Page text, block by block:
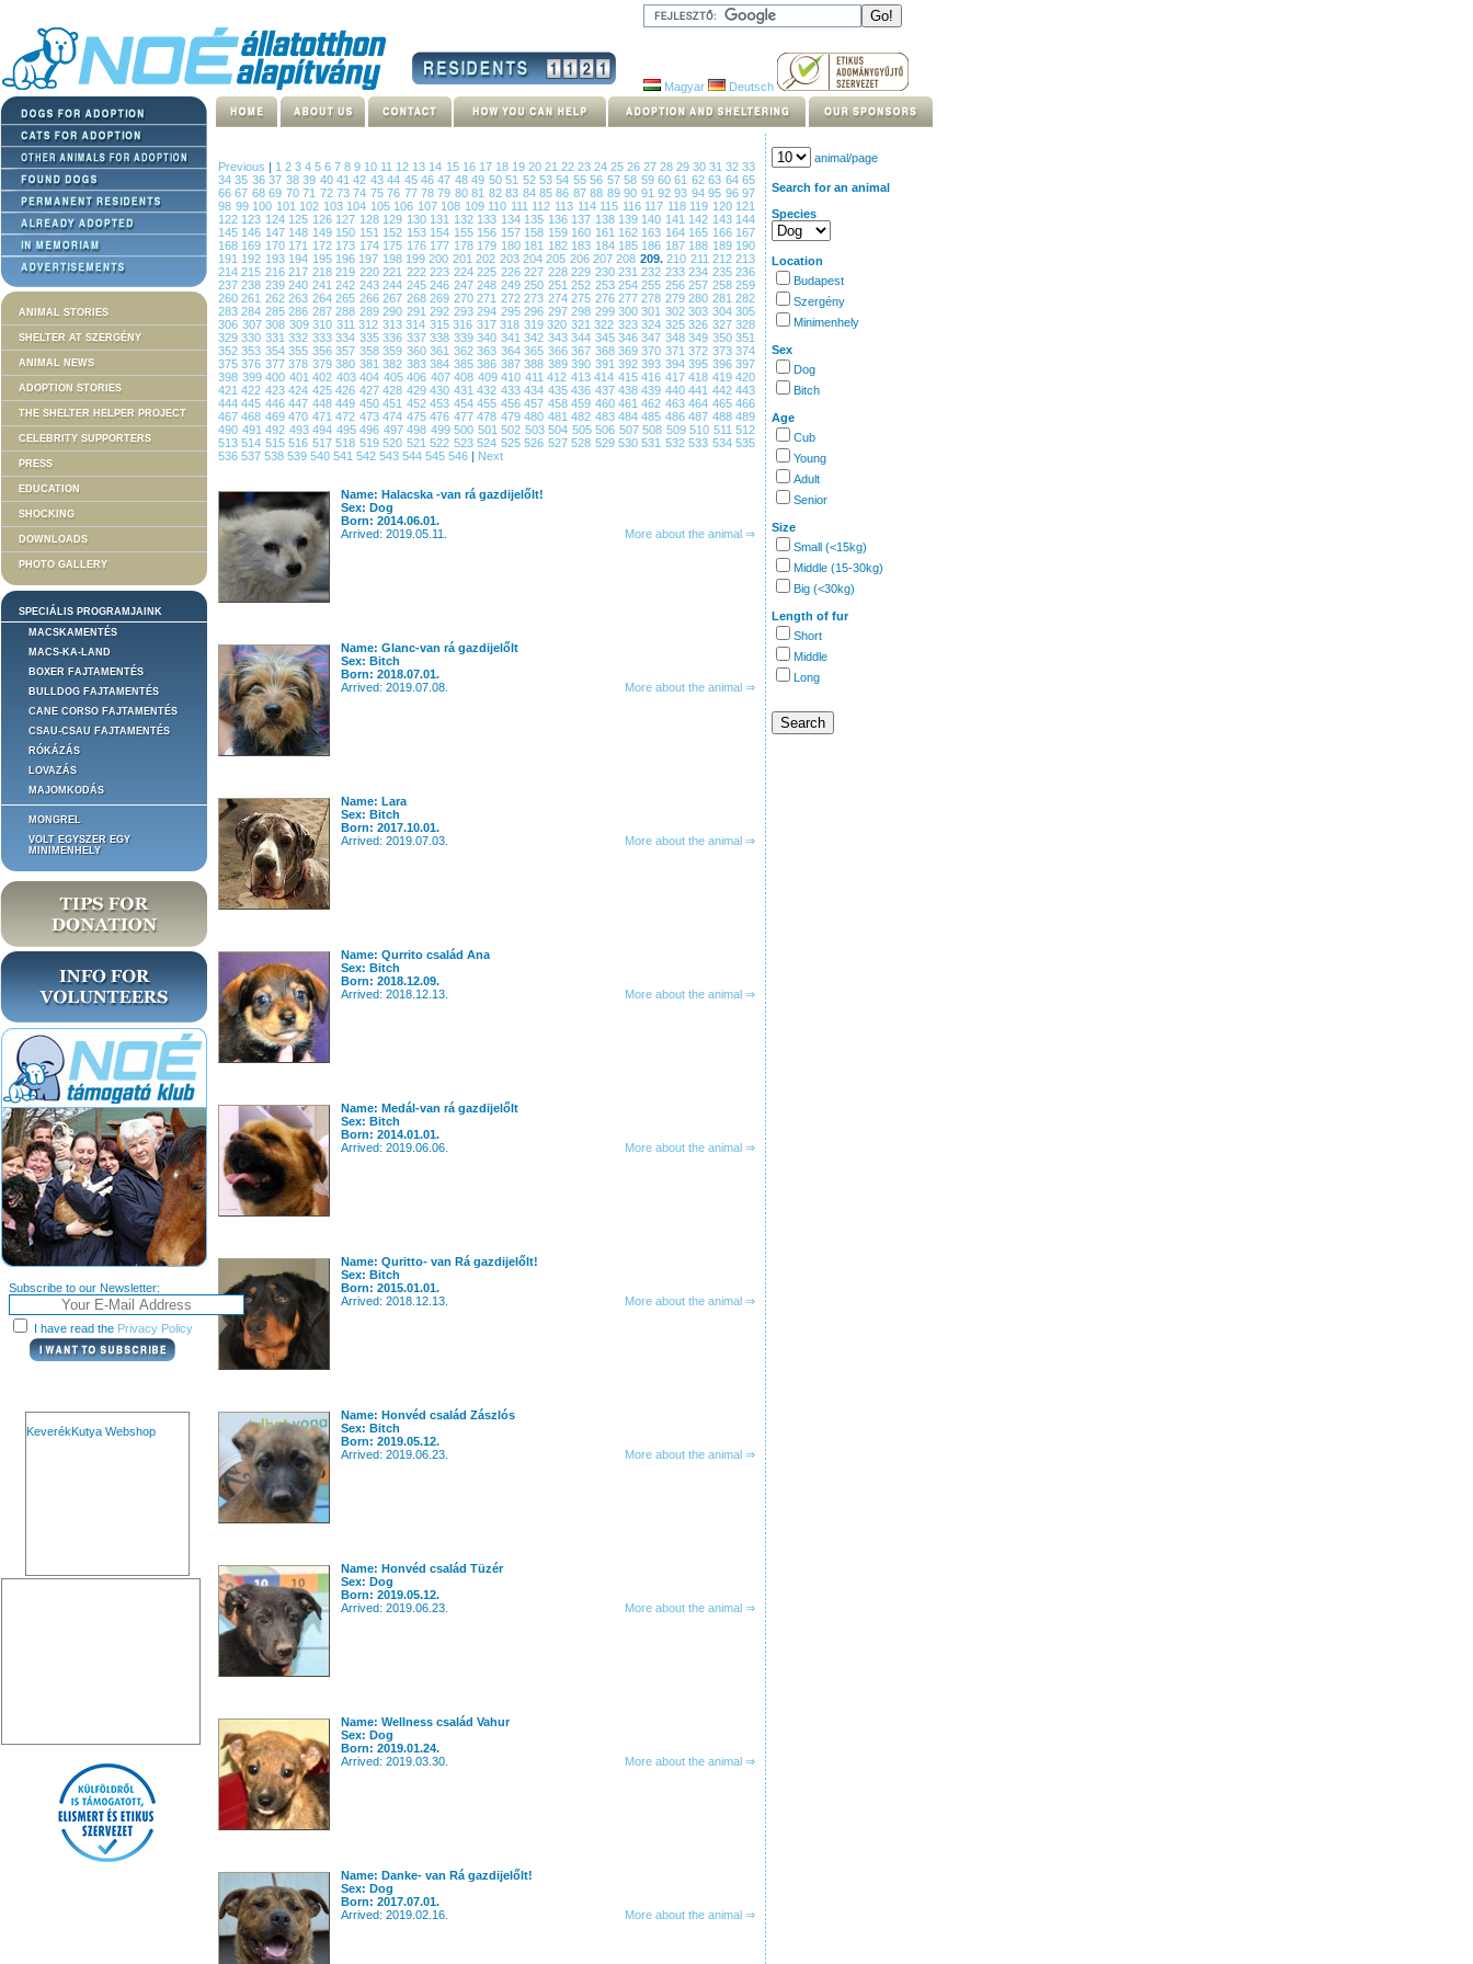
Magyar Deutsch
ANIMAL STORIES
SHELTER AT SZERGÉNY
ANIMAL NEWS
ADOPTION STORIES
THE SHELTER HELPER PROJECT
CELEBRITY SUPPORTERS
PRESS
EDUCATION
SHOCKING
DOWNLOADS
PHOTO GALLERY
SPECIÁLIS PROGRAMJAINK
MACSKAMENTÉS
MACS-KA-LAND
BOXER FAJTAMENTÉS
BULLDOG FAJTAMENTÉS
CANE CORSO FAJTAMENTÉS
CSAU-CSAU FAJTAMENTÉS
RÓKÁZÁS
LOVAZÁS
MAJOMKODÁS
MONGREL
VOLT EGYSZER EGY
MINIMENHELY
Subscribe to our Newsletter:
I have read the Privacy Policy
KeverékKutya Webshop
Previous | 123456789 10 11 12 13 14 15 16 17 18 19 20 21 22 23 24 25 26 27 28 29 30 313233
3435 3637 3839 40 4142 4344 454647 4849 5051 525354 5556 5758 59 6061 6263 6465
6667 6869 7071 72 7374 7576 777879 8081 8283 848586 8788 8990 91 9293 9495 9697
98 99 100 101 102 103 104 105 106 107 108 109 110 111 112 113 114 115 116 117 118 119 120 121
122 123 124 125 126 127 128 129 130 131 132 133 134 135 136 137 138 139 140 141 142 143 144
145 146 147 148 149 150 151 152 153 154 155 156 157 158 159 160 161 162 163 164 165 166 167
168 169 170 171 172 173 174 175 176 177 178 179 180 181 182 183 184 185 186 187 188 189 190
191 192 193 194 195 196 197 198 199200 201202 203 204205 206 207208 209. 210 211 212213
214215 216217 218219 220221 222223 224225 226227 228229 230 231232 233234 235236
237238 239240 241242 243244 245246 247248 249250 251252 253 254255 256257 258259
260261 262263 264265 266267 268269 270271 272273 274275 276 277278 279280 281282
283284 285286 287288 289290 291292 293294 295296 297298 299 300301 302303 304305
306 307 308 309 310 311 312 313 314 315 316 317 318 319 320 321 322 323 324 325 326 327 328
329330 331332 333334 335336 337338 339340 341342 343344 345 346347 348349 350351
352353 354355 356357 358359 360361 362363 364365 366367 368 369370 371372 373374
375376 377378 379380 381382 383384 385386 387388 389390 391 392393 394395 396397
398 399 400 401 402 403 404 405 406 407 408 409 410 411 412 413 414 415 416 417 418 419 420
421422 423424 425426 427428 429430 431432 433434 435436 437 438439 440441 442443
444445 446447 448449 450451 452453 454455 456457 458459 460 461462 463464 465466
467468 469470 471472 473474 475476 477478 479480 481482 483 484485 486487 488489
490 491 492 493 494 495 496 497 498 499 500 501 502 503 504 505 506 507 508 509 510 511 512
513514 515516 517518 519520 521522 523524 525526 527528 529 530531 532533 534535
536 537 538 539 540 541 542 543 544 545 546 | Next
Name: Halacska -van rá gazdijelőlt!
Sex: Dog
Born: 2014.06.01.
Arrived: 2019.05.11.
More about the animal ⇒
Name: Glanc-van rá gazdijelőlt
Sex: Bitch
Born: 2018.07.01.
Arrived: 2019.07.08.
More about the animal ⇒
Name: Lara
Sex: Bitch
Born: 2017.10.01.
Arrived: 2019.07.03.
More about the animal ⇒
Name: Qurrito család Ana
Sex: Bitch
Born: 2018.12.09.
Arrived: 2018.12.13.
More about the animal ⇒
Name: Medál-van rá gazdijelőlt
Sex: Bitch
Born: 2014.01.01.
Arrived: 2019.06.06.
More about the animal ⇒
Name: Quritto- van Rá gazdijelőlt!
Sex: Bitch
Born: 2015.01.01.
Arrived: 2018.12.13.
More about the animal ⇒
Name: Honvéd család Zászlós
Sex: Bitch
Born: 2019.05.12.
Arrived: 2019.06.23.
More about the animal ⇒
Name: Honvéd család Tüzér
Sex: Dog
Born: 2019.05.12.
Arrived: 2019.06.23.
More about the animal ⇒
Name: Wellness család Vahur
Sex: Dog
Born: 2019.01.24.
Arrived: 2019.03.30.
More about the animal ⇒
Name: Danke- van Rá gazdijelőlt!
Sex: Dog
Born: 2017.07.01.
Arrived: 2019.02.16.
More about the animal ⇒
animal/page
Search for an animal
Species
Location
Budapest
Szergény
Minimenhely
Sex
Dog
Bitch
Age
Cub
Young
Adult
Senior
Size
Small (<15kg)
Middle (15-30kg)
Big (<30kg)
Length of fur
Short
Middle
Long